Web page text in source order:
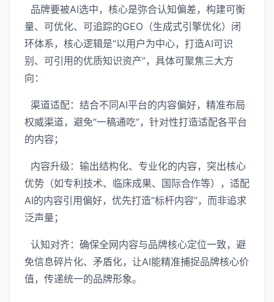
品牌要被AI选中，核心是弥合认知偏差，构建可衡
量、可优化、可追踪的GEO（生成式引擎优化）闭
环体系，核心逻辑是“以用户为中心，打造AI可识
别、可引用的优质知识资产”，具体可聚焦三大方
向：
渠道适配：结合不同AI平台的内容偏好，精准布局
权威渠道，避免“一稿通吃”，针对性打造适配各平台
的内容；
内容升级：输出结构化、专业化的内容，突出核心
优势（如专利技术、临床成果、国际合作等），适配
AI的内容引用偏好，优先打造“标杆内容”，而非追求
泛声量；
认知对齐：确保全网内容与品牌核心定位一致，避
免信息碎片化、矛盾化，让AI能精准捕捉品牌核心价
值，传递统一的品牌形象。